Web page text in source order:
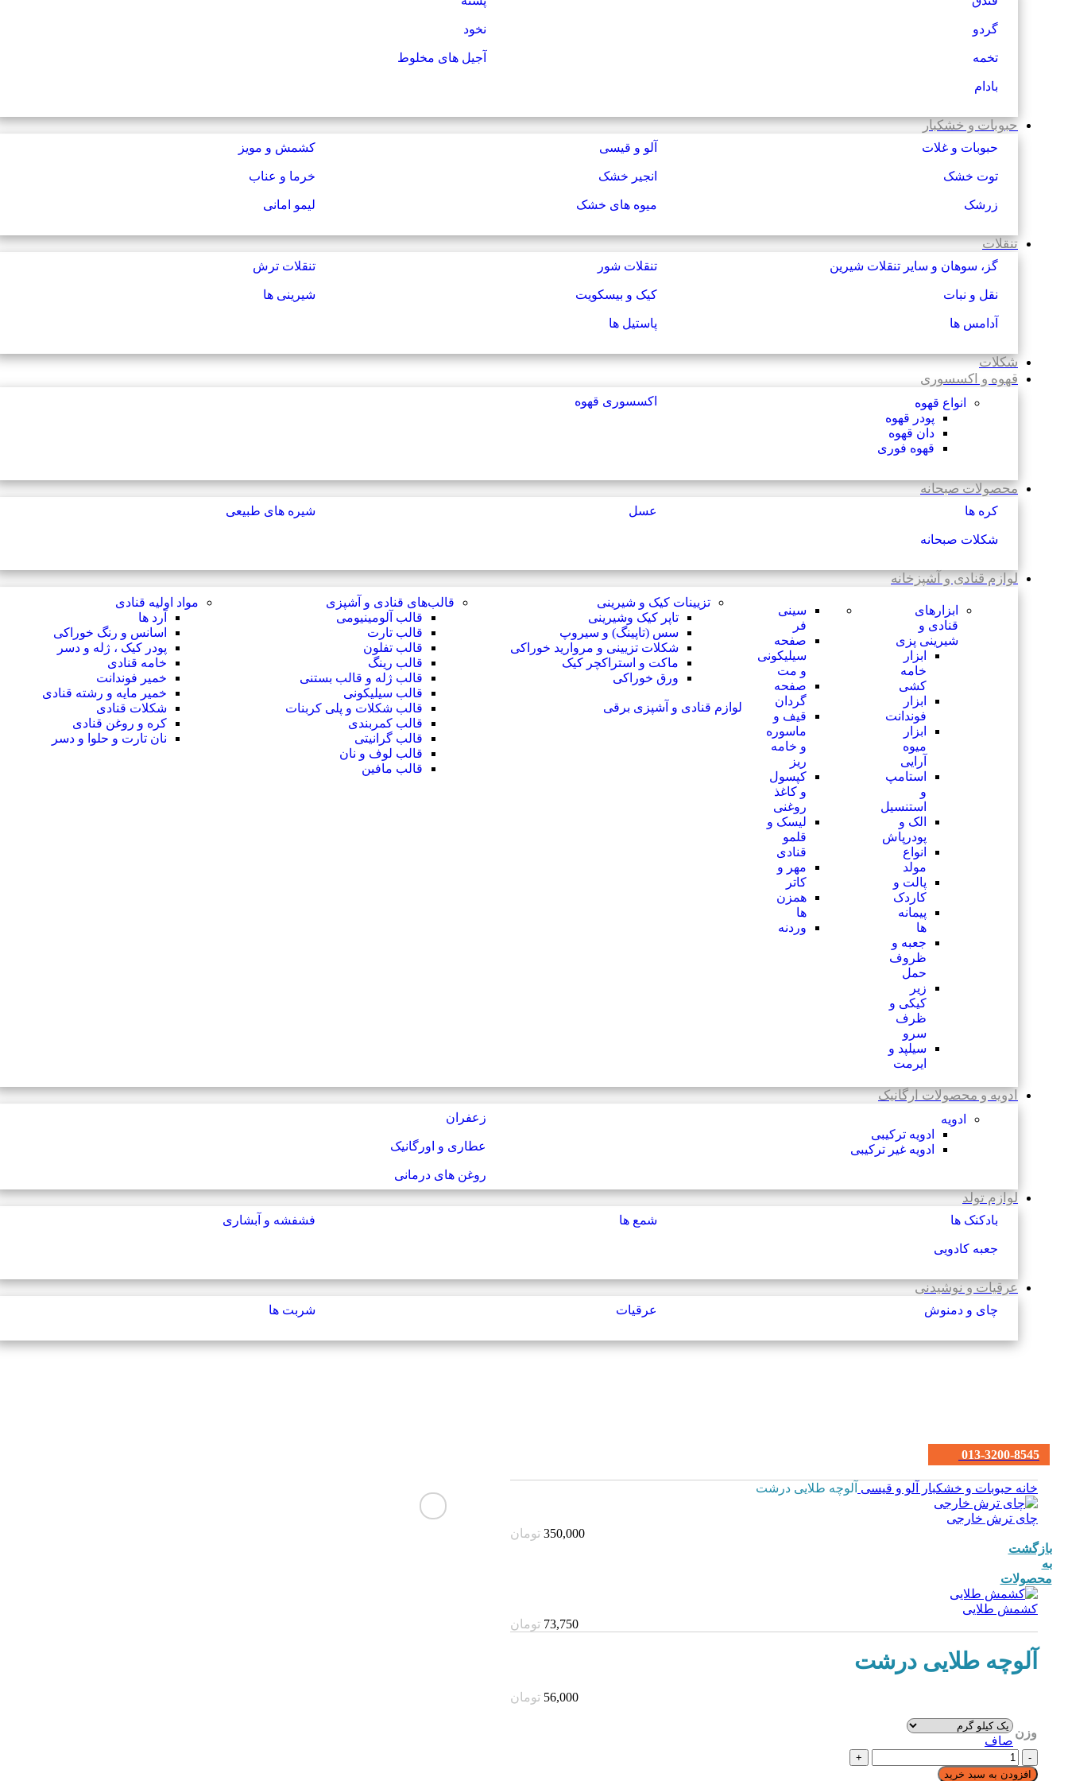
گردو
تخمه
بادام
نخود
آجیل های مخلوط
حبوبات و خشکبار
حبوبات و غلات
توت خشک
زرشک
آلو و قیسی
انجیر خشک
میوه های خشک
کشمش و مویز
خرما و عناب
لیمو امانی
تنقلات
گز، سوهان و سایر تنقلات شیرین
نقل و نبات
آدامس ها
تنقلات شور
کیک و بیسکویت
پاستیل ها
تنقلات ترش
شیرینی ها
شکلات
قهوه و اکسسوری
انواع قهوه
پودر قهوه
دان قهوه
قهوه فوری
اکسسوری قهوه
محصولات صبحانه
کره ها
شکلات صبحانه
عسل شیره های طبیعی
لوازم قنادی و آشپزخانه
ابزارهای
قنادی و
شیرینی پزی
ابزار
خامه
کشی
ابزار
فوندانت
ابزار
میوه
آرایی
استامپ
و
استنسیل
الک و
پودرپاش
انواع
مولد
پالت و
کاردک
پیمانه
ها
جعبه و
ظروف
حمل
زیر
کیکی و
ظرف
سرو
سیلپد و
ایرمت
سینی
فر
صفحه
سیلیکونی
و مت
صفحه
گردان
قیف و
ماسوره
و خامه
ریز
کپسول
و کاغذ
روغنی
لیسک و
قلمو
قنادی
مهر و
کاتر
همزن
ها
وردنه
تزیینات کیک و شیرینی
تاپر کیک وشیرینی
سس (تاپینگ) و سیروپ
شکلات تزیینی و مروارید خوراکی
ماکت و استراکچر کیک
ورق خوراکی
لوازم قنادی و آشپزی برقی
قالب‌های قنادی و آشپزی
قالب آلومینیومی
قالب تارت
قالب تفلون
قالب رینگ
قالب ژله و قالب بستنی
قالب سیلیکونی
قالب شکلات و پلی کربنات
قالب کمربندی
قالب گرانیتی
قالب لوف و نان
قالب مافین
مواد اولیه قنادی
آرد ها
اسانس و رنگ خوراکی
پودر کیک ، ژله و دسر
خامه قنادی
خمیر فوندانت
خمیر مایه و رشته قنادی
شکلات قنادی
کره و روغن قنادی
نان تارت و حلوا و دسر
ادویه و محصولات ارگانیک
ادویه
ادویه ترکیبی
ادویه غیر ترکیبی
زعفران
عطاری و اورگانیک
روغن های درمانی
لوازم تولد
بادکنک ها
جعبه کادویی
شمع ها فشفشه و آبشاری
عرقیات و نوشیدنی
چای و دمنوش عرقیات شربت ها
013-3200-8545
خانه حبوبات و خشکبار آلو و قیسی آلوچه طلایی درشت
چای ترش خارجی
350,000 تومان
بازگشت
به
محصولات
کشمش طلایی
73,750 تومان
آلوچه طلایی درشت
56,000 تومان
وزن
صاف
افزودن به سبد خرید